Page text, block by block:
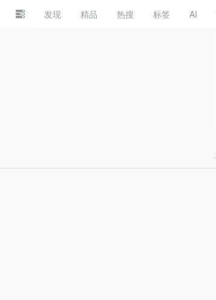
发现 精品 热搜 标签 AI